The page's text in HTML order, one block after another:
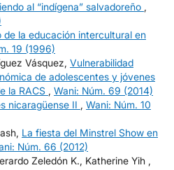
al “indígena” salvadoreño ,
de la educación intercultural en
19 (1996)
Vásquez, Vulnerabilidad
de adolescentes y jóvenes
la RACS , Wani: Núm. 69 (2014)
nicaragüense II , Wani: Núm. 10
La fiesta del Minstrel Show en
Núm. 66 (2012)
Zeledón K., Katherine Yih ,